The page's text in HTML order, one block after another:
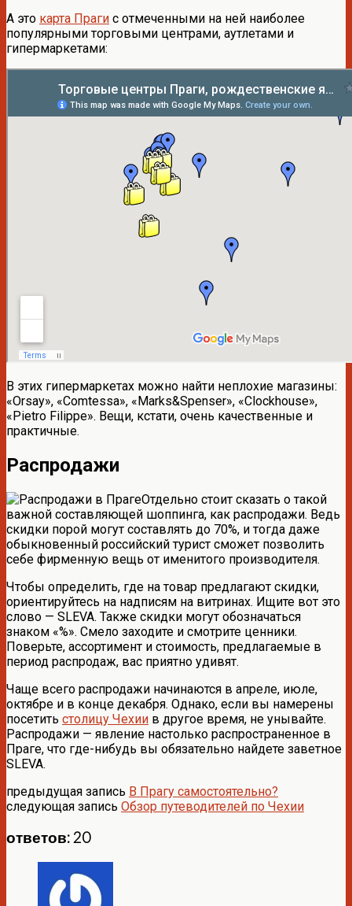
А это карта Праги с отмеченными на ней наиболее
популярными торговыми центрами, аутлетами и
гипермаркетами:
В этих гипермаркетах можно найти неплохие магазины:
«Orsay», «Comtessa», «Marks&Spenser», «Clockhouse»,
«Pietro Filippe». Вещи, кстати, очень качественные и
практичные.
Распродажи
Отдельно стоит сказать о такой
важной составляющей шоппинга, как распродажи. Ведь
скидки порой могут составлять до 70%, и тогда даже
обыкновенный российский турист сможет позволить
себе фирменную вещь от именитого производителя.
Чтобы определить, где на товар предлагают скидки,
ориентируйтесь на надписям на витринах. Ищите вот это
слово — SLEVA. Также скидки могут обозначаться
знаком «%». Смело заходите и смотрите ценники.
Поверьте, ассортимент и стоимость, предлагаемые в
период распродаж, вас приятно удивят.
Чаще всего распродажи начинаются в апреле, июле,
октябре и в конце декабря. Однако, если вы намерены
посетить столицу Чехии в другое время, не унывайте.
Распродажи — явление настолько распространенное в
Праге, что где-нибудь вы обязательно найдете заветное
SLEVA.
предыдущая запись В Прагу самостоятельно?
следующая запись Обзор путеводителей по Чехии
ответов: 20